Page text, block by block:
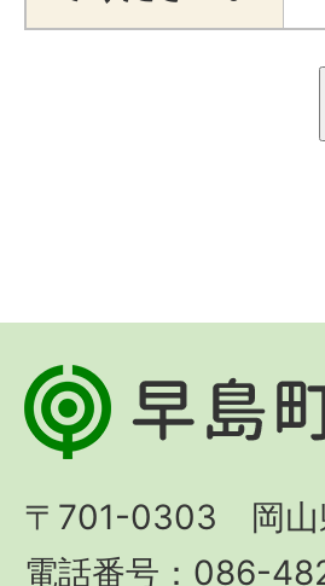
早
島
Hayashima
Town
〒701-0303 岡山
電話番号：086-